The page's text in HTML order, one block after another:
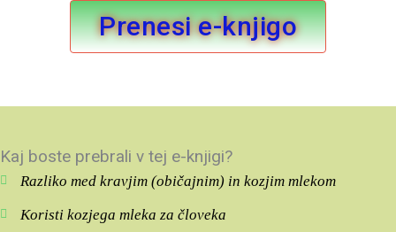
Prenesi e-knjigo
Kaj boste prebrali v tej e-knjigi?
Razliko med kravjim (običajnim) in kozjim mlekom
Koristi kozjega mleka za človeka